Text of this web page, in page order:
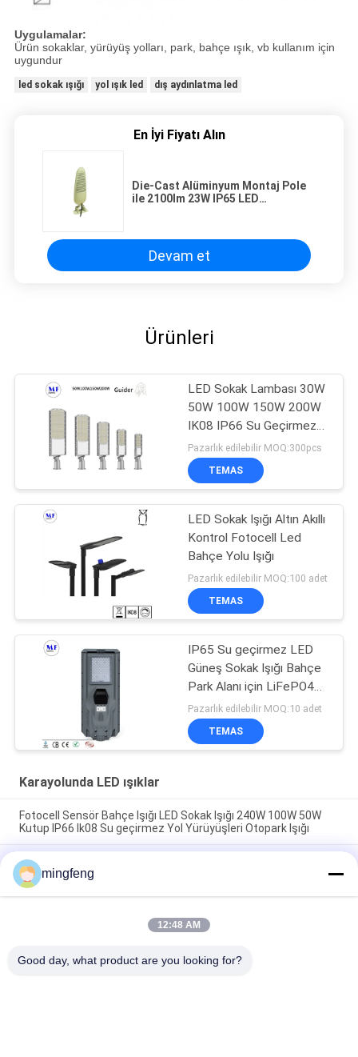
Uygulamalar:
Ürün sokaklar, yürüyüş yolları, park, bahçe ışık, vb kullanım için
uygundur
led sokak ışığı yol ışık led dış aydınlatma led
En İyi Fiyatı Alın
Die-Cast Alüminyum Montaj Pole
ile 2100lm 23W IP65 LED
Devam et
Ürünleri
LED Sokak Lambası 30W
50W 100W 150W 200W
IK08 IP66 Su Geçirmez
Açık Otopark Aydınlatma
Pazarlık edilebilir MOQ:300pcs
TEMAS
LED Sokak Işığı Altın Akıllı
Kontrol Fotocell Led
Bahçe Yolu Işığı
Pazarlık edilebilir MOQ:100 adet
TEMAS
IP65 Su geçirmez LED
Güneş Sokak Işığı Bahçe
Park Alanı için LiFePO4
Pilli
Pazarlık edilebilir MOQ:10 adet
TEMAS
Karayolunda LED ışıklar
Fotocell Sensör Bahçe Işığı LED Sokak Işığı 240W 100W 50W
Kutup IP66 Ik08 Su geçirmez Yol Yürüyüşleri Otopark Işığı
Güçlü Hava Durumuna Dirençli IP66 LED Sokak Işığı Fotocell
30W-240W Platform Otobüs Durumu Transit Hub için
Hafiflendirme Yüksek Parlaklık LED Yol Lambası
Popüler Kategoriler
mingfeng
12:48 AM
Good day, what product are you looking for?